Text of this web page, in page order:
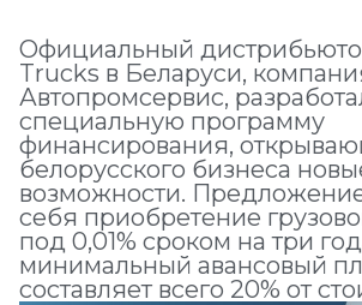
Официальный
Trucks в Беларуси,
Автопромсервис,
специальную программу
финансирования,
белорусского бизнеса
возможности.
себя приобретение
под 0,01% сроком на три
минимальный авансовый
составляет всего 20% от